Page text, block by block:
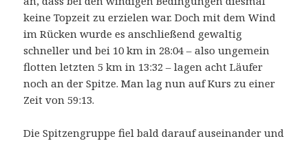
keine Topzeit zu erzielen war. Doch mit dem Wind
im Rücken wurde es anschließend gewaltig
schneller und bei 10 km in 28:04 – also ungemein
flotten letzten 5 km in 13:32 – lagen acht Läufer
noch an der Spitze. Man lag nun auf Kurs zu einer
Zeit von 59:13.
Die Spitzengruppe fiel bald darauf auseinander und